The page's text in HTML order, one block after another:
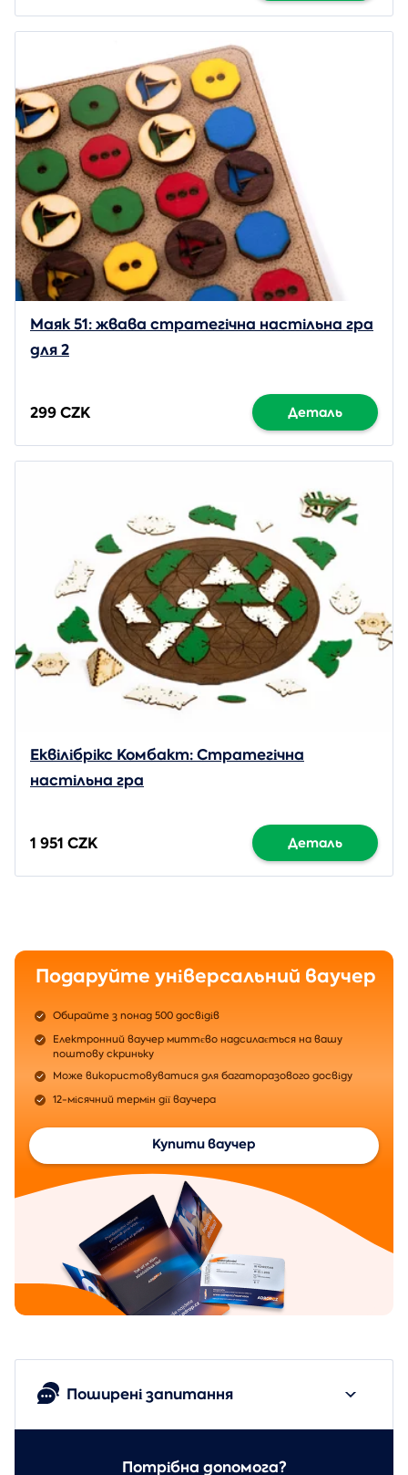
Маяк 51: жвава стратегічна настільна гра
для 2
299 CZK Деталь
Еквілібрікс Комбакт: Стратегічна
настільна гра
1 951 CZK Деталь
Подаруйте універсальний ваучер
Обирайте з понад 500 досвідів
Електронний ваучер миттєво надсилається на вашу
поштову скриньку
Може використовуватися для багаторазового досвіду
12-місячний термін дії ваучера
Купити ваучер
Поширені запитання
Потрібна допомога?